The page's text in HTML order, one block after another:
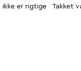
ikke er rigtige Takket